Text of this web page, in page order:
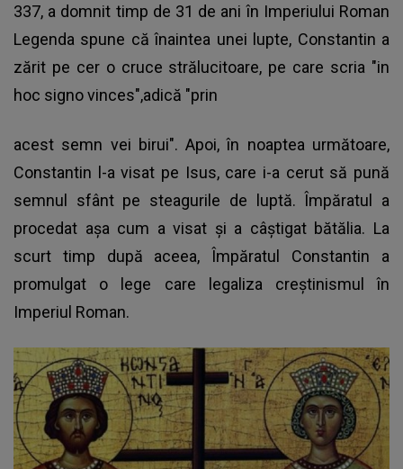
337, a domnit timp de 31 de ani în Imperiului Roman
Legenda spune că înaintea unei lupte, Constantin a
zărit pe cer o cruce strălucitoare, pe care scria "in
hoc signo vinces",adică "prin
acest semn vei birui". Apoi, în noaptea următoare,
Constantin l-a visat pe Isus, care i-a cerut să pună
semnul sfânt pe steagurile de luptă. Împăratul a
procedat aşa cum a visat şi a câştigat bătălia. La
scurt timp după aceea, Împăratul Constantin a
promulgat o lege care legaliza creştinismul în
Imperiul Roman.